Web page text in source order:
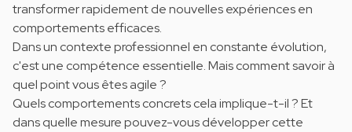
transformer rapidement de nouvelles expériences en
comportements efficaces.
Dans un contexte professionnel en constante évolution,
c'est une compétence essentielle. Mais comment savoir à
quel point vous êtes agile ?
Quels comportements concrets cela implique-t-il ? Et
dans quelle mesure pouvez-vous développer cette